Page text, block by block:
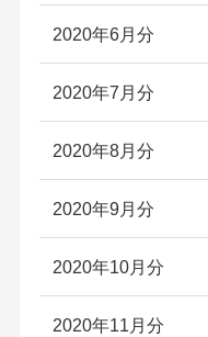
2020年6月分
2020年7月分
2020年8月分
2020年9月分
2020年10月分
2020年11月分